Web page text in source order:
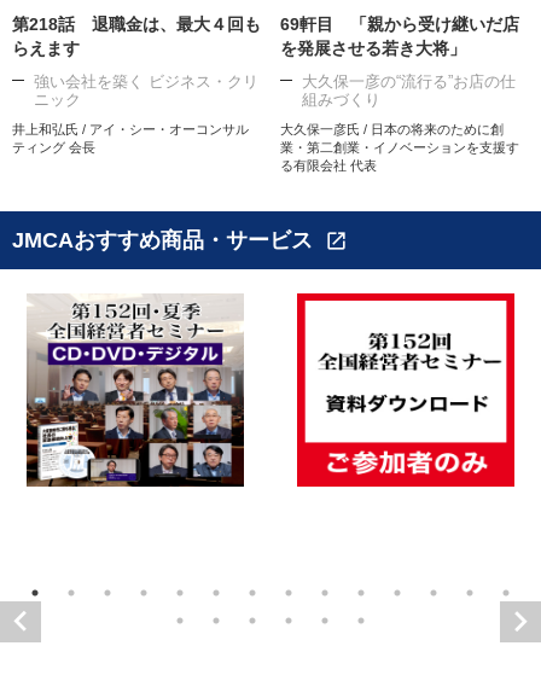
第218話 退職金は、最大４回も
らえます
強い会社を築く ビジネス・クリ
ニック
井上和弘氏 / アイ・シー・オーコンサル
ティング 会長
69軒目 「親から受け継いだ店
を発展させる若き大将」
大久保一彦の“流行る”お店の仕
組みづくり
大久保一彦氏 / 日本の将来のために創
業・第二創業・イノベーションを支援す
る有限会社 代表
JMCAおすすめ商品・サービス open_in_new